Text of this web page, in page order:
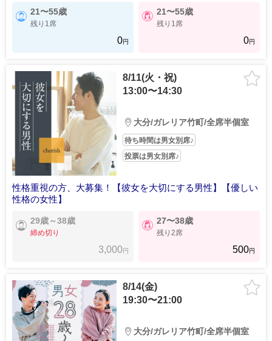
21〜55歳
残り1席
0円
21〜55歳
残り1席
0円
8/11(火・祝)
13:00〜14:30
大分/ガレリア竹町/全席半個室
待ち時間は男女別席♪
投票は男女別席♪
性格重視の方、大募集！【彼女を大切にする男性】【優しい
性格の女性】
29歳～38歳
締め切り
3,000円
27〜38歳
残り2席
500円
8/14(金)
19:30〜21:00
大分/ガレリア竹町/全席半個室